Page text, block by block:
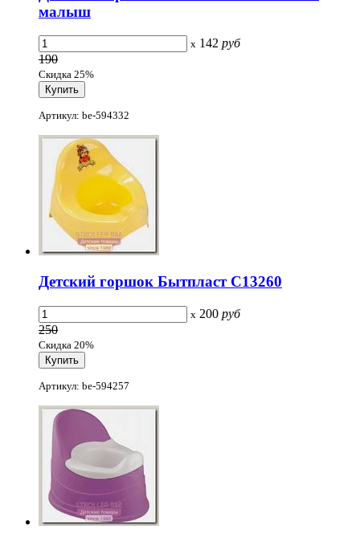
малыш
x 142 руб
190
Скидка 25%
Артикул: be-594332
Детский горшок Бытпласт С13260
x 200 руб
250
Скидка 20%
Артикул: be-594257